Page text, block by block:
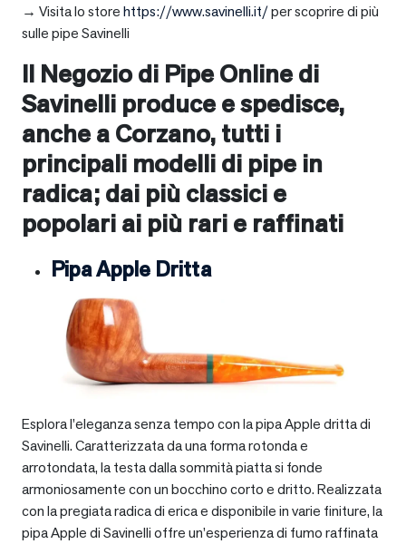
→ Visita lo storehttps://www.savinelli.it/per scoprire di più
sulle pipe Savinelli
Il Negozio di Pipe Online di
Savinelli produce e spedisce,
anche aCorzano, tutti i
principali modelli di pipe in
radica; dai più classici e
popolari ai più rari e raffinati
Pipa Apple Dritta
Esplora l’eleganza senza tempo con la pipa Apple dritta di
Savinelli. Caratterizzata da una forma rotonda e
arrotondata, la testa dalla sommità piatta si fonde
armoniosamente con un bocchino corto e dritto. Realizzata
con la pregiata radica di erica e disponibile in varie finiture, la
pipa Apple di Savinelli offre un’esperienza di fumo raffinata